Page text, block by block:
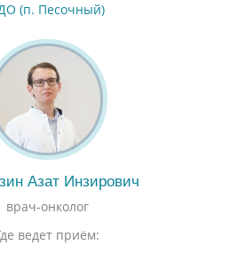
(п. Песочный)
Азат Инзирович
врач-онколог
ведет приём: